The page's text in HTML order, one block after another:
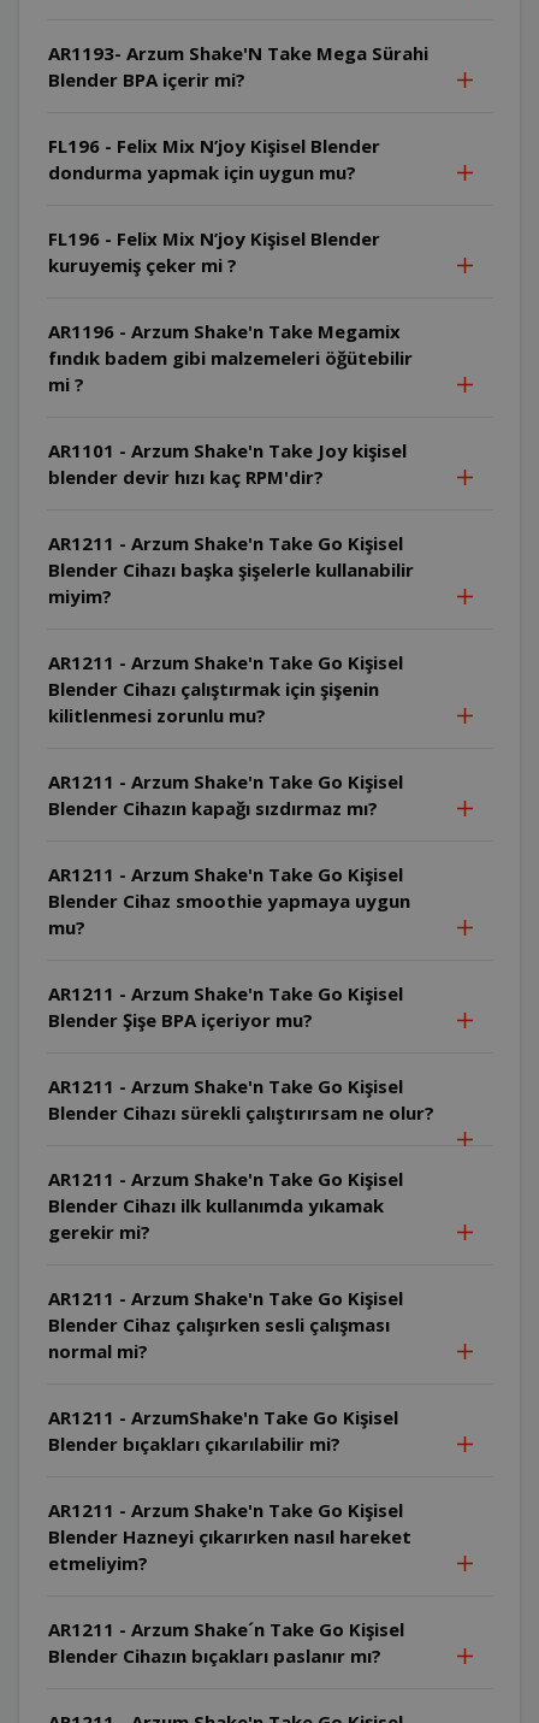
AR1193- Arzum Shake'N Take Mega Sürahi
Blender BPA içerir mi?
FL196 - Felix Mix N’joy Kişisel Blender
dondurma yapmak için uygun mu?
FL196 - Felix Mix N’joy Kişisel Blender
kuruyemiş çeker mi ?
AR1196 - Arzum Shake'n Take Megamix
fındık badem gibi malzemeleri öğütebilir
mi ?
AR1101 - Arzum Shake'n Take Joy kişisel
blender devir hızı kaç RPM'dir?
AR1211 - Arzum Shake'n Take Go Kişisel
Blender Cihazı başka şişelerle kullanabilir
miyim?
AR1211 - Arzum Shake'n Take Go Kişisel
Blender Cihazı çalıştırmak için şişenin
kilitlenmesi zorunlu mu?
AR1211 - Arzum Shake'n Take Go Kişisel
Blender Cihazın kapağı sızdırmaz mı?
AR1211 - Arzum Shake'n Take Go Kişisel
Blender Cihaz smoothie yapmaya uygun
mu?
AR1211 - Arzum Shake'n Take Go Kişisel
Blender Şişe BPA içeriyor mu?
AR1211 - Arzum Shake'n Take Go Kişisel
Blender Cihazı sürekli çalıştırırsam ne olur?
AR1211 - Arzum Shake'n Take Go Kişisel
Blender Cihazı ilk kullanımda yıkamak
gerekir mi?
AR1211 - Arzum Shake'n Take Go Kişisel
Blender Cihaz çalışırken sesli çalışması
normal mi?
AR1211 - ArzumShake'n Take Go Kişisel
Blender bıçakları çıkarılabilir mi?
AR1211 - Arzum Shake'n Take Go Kişisel
Blender Hazneyi çıkarırken nasıl hareket
etmeliyim?
AR1211 - Arzum Shake´n Take Go Kişisel
Blender Cihazın bıçakları paslanır mı?